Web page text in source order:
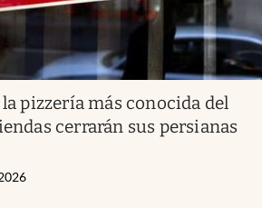
la pizzería más conocida del
cerrarán sus persianas